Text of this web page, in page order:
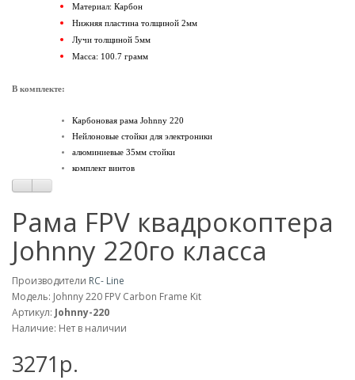
Материал: Карбон
Нижняя пластина толщиной 2мм
Лучи толщиной 5мм
Масса: 100.7 грамм
В комплекте:
Карбоновая рама Johnny 220
Нейлоновые стойки для электроники
алюминиевые 35мм стойки
комплект винтов
Рама FPV квадрокоптера
Johnny 220го класса
Производители RC- Line
Модель: Johnny 220 FPV Carbon Frame Kit
Артикул: Johnny-220
Наличие: Нет в наличии
3271р.